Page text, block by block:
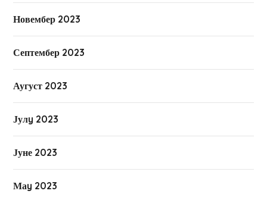
Новембер 2023
Септембер 2023
Аугуст 2023
Јулy 2023
Јуне 2023
Маy 2023